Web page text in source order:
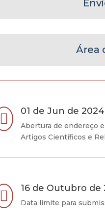
Área
 01 de Jun de 2024
Abertura de endereço
Artigos Científicos e
 16 de Outubro de
Data limite para